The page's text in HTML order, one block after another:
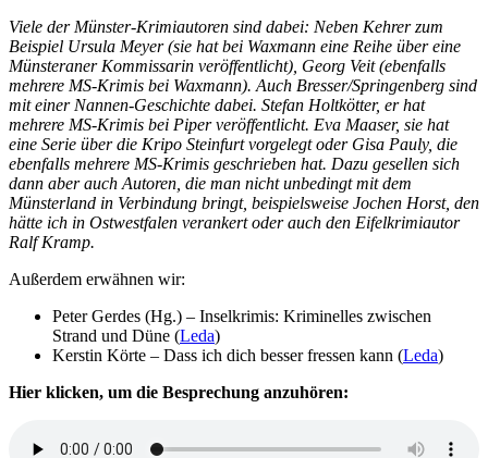
Viele der Münster-Krimiautoren sind dabei: Neben Kehrer zum
Beispiel Ursula Meyer (sie hat bei Waxmann eine Reihe über eine
Münsteraner Kommissarin veröffentlicht), Georg Veit (ebenfalls
mehrere MS-Krimis bei Waxmann). Auch Bresser/Springenberg sind
mit einer Nannen-Geschichte dabei. Stefan Holtkötter, er hat
mehrere MS-Krimis bei Piper veröffentlicht. Eva Maaser, sie hat
eine Serie über die Kripo Steinfurt vorgelegt oder Gisa Pauly, die
ebenfalls mehrere MS-Krimis geschrieben hat. Dazu gesellen sich
dann aber auch Autoren, die man nicht unbedingt mit dem
Münsterland in Verbindung bringt, beispielsweise Jochen Horst, den
hätte ich in Ostwestfalen verankert oder auch den Eifelkrimiautor
Ralf Kramp.
Außerdem erwähnen wir:
Peter Gerdes (Hg.) – Inselkrimis: Kriminelles zwischen
Strand und Düne (Leda)
Kerstin Körte – Dass ich dich besser fressen kann (Leda)
Hier klicken, um die Besprechung anzuhören: